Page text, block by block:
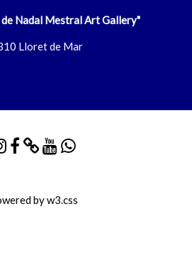
Nadal Mestral Art Gallery"
Lloret de Mar
byw3.css